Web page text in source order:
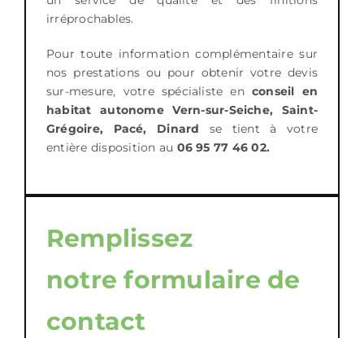
irréprochables.
Pour toute information complémentaire sur
nos prestations ou pour obtenir votre devis
sur-mesure, votre spécialiste en conseil en
habitat autonome Vern-sur-Seiche, Saint-
Grégoire, Pacé, Dinard se tient à votre
entière disposition au 06 95 77 46 02.
Remplissez
notre formulaire de
contact